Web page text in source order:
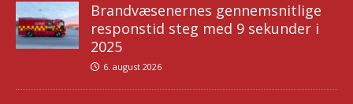
Brandvæsenernes gennemsnitlige
responstid steg med 9 sekunder i
2025
6. august 2026